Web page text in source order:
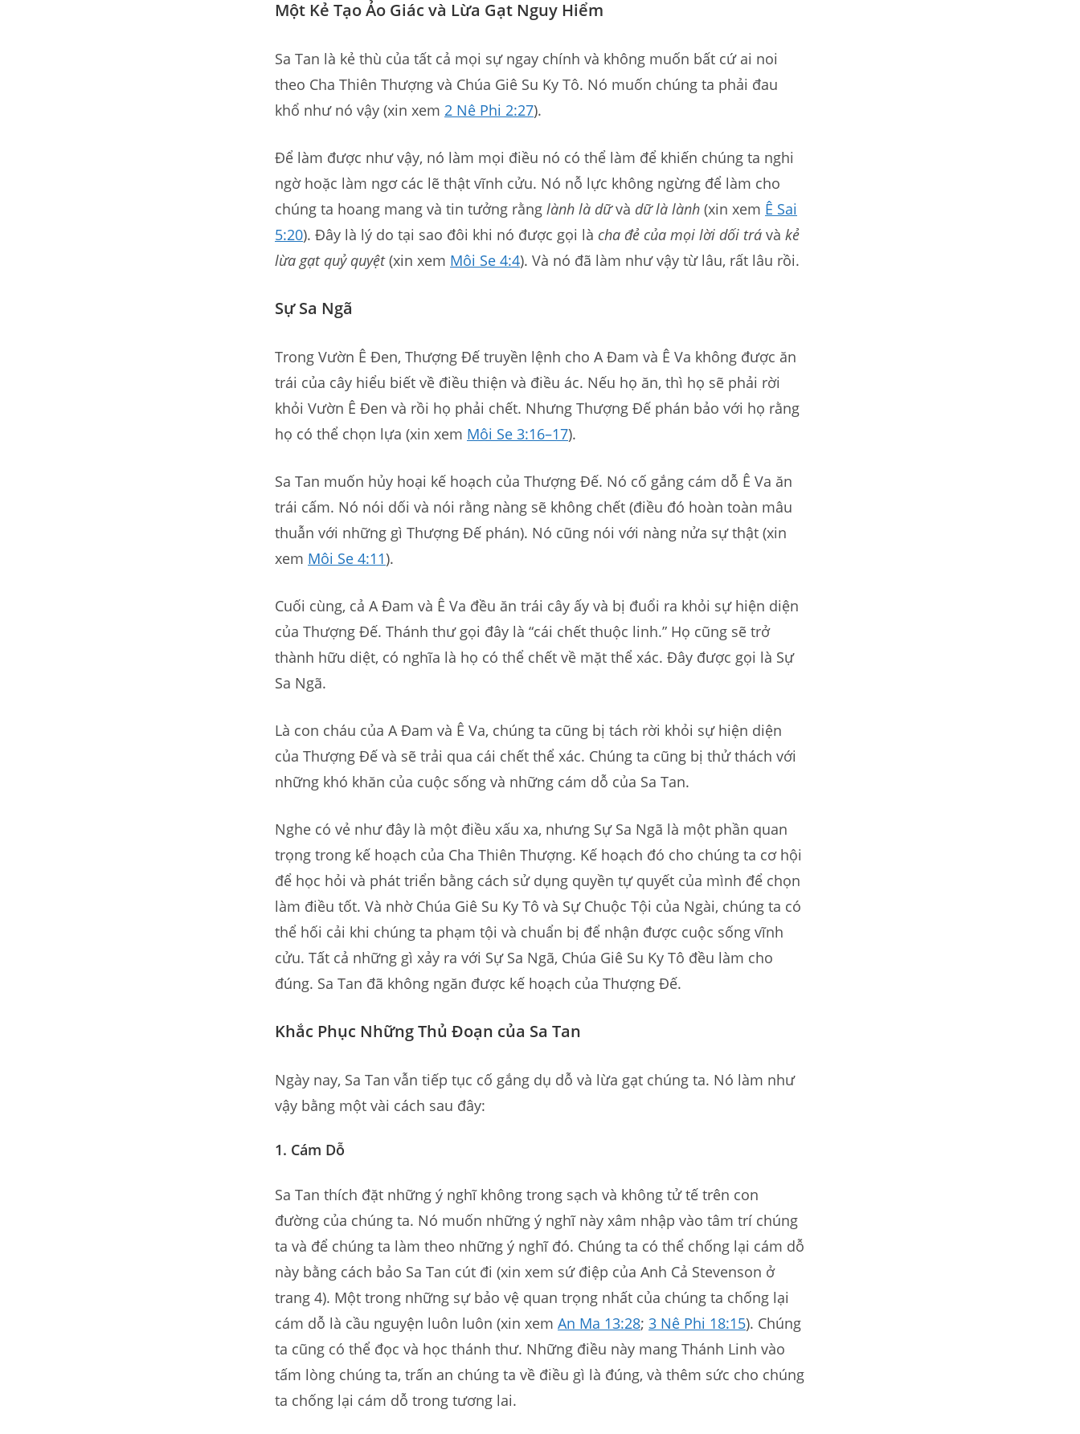
Một Kẻ Tạo Ảo Giác và Lừa Gạt Nguy Hiểm
Sa Tan là kẻ thù của tất cả mọi sự ngay chính và không muốn bất cứ ai noi
theo Cha Thiên Thượng và Chúa Giê Su Ky Tô. Nó muốn chúng ta phải đau
khổ như nó vậy (xin xem 2 Nê Phi 2:27).
Để làm được như vậy, nó làm mọi điều nó có thể làm để khiến chúng ta nghi
ngờ hoặc làm ngơ các lẽ thật vĩnh cửu. Nó nỗ lực không ngừng để làm cho
chúng ta hoang mang và tin tưởng rằng lành là dữvà dữ là lành (xin xem Ê Sai
5:20). Đây là lý do tại sao đôi khi nó được gọi là cha đẻ của mọi lời dối trá và kẻ
lừa gạt quỷ quyệt(xin xem Môi Se 4:4). Và nó đã làm như vậy từ lâu, rất lâu rồi.
Sự Sa Ngã
Trong Vườn Ê Đen, Thượng Đế truyền lệnh cho A Đam và Ê Va không được ăn
trái của cây hiểu biết về điều thiện và điều ác. Nếu họ ăn, thì họ sẽ phải rời
khỏi Vườn Ê Đen và rồi họ phải chết. Nhưng Thượng Đế phán bảo với họ rằng
họ có thể chọn lựa (xin xem Môi Se 3:16–17).
Sa Tan muốn hủy hoại kế hoạch của Thượng Đế. Nó cố gắng cám dỗ Ê Va ăn
trái cấm. Nó nói dối và nói rằng nàng sẽ không chết (điều đó hoàn toàn mâu
thuẫn với những gì Thượng Đế phán). Nó cũng nói với nàng nửa sự thật (xin
xem Môi Se 4:11).
Cuối cùng, cả A Đam và Ê Va đều ăn trái cây ấy và bị đuổi ra khỏi sự hiện diện
của Thượng Đế. Thánh thư gọi đây là “cái chết thuộc linh.” Họ cũng sẽ trở
thành hữu diệt, có nghĩa là họ có thể chết về mặt thể xác. Đây được gọi là Sự
Sa Ngã.
Là con cháu của A Đam và Ê Va, chúng ta cũng bị tách rời khỏi sự hiện diện
của Thượng Đế và sẽ trải qua cái chết thể xác. Chúng ta cũng bị thử thách với
những khó khăn của cuộc sống và những cám dỗ của Sa Tan.
Nghe có vẻ như đây là một điều xấu xa, nhưng Sự Sa Ngã là một phần quan
trọng trong kế hoạch của Cha Thiên Thượng. Kế hoạch đó cho chúng ta cơ hội
để học hỏi và phát triển bằng cách sử dụng quyền tự quyết của mình để chọn
làm điều tốt. Và nhờ Chúa Giê Su Ky Tô và Sự Chuộc Tội của Ngài, chúng ta có
thể hối cải khi chúng ta phạm tội và chuẩn bị để nhận được cuộc sống vĩnh
cửu. Tất cả những gì xảy ra với Sự Sa Ngã, Chúa Giê Su Ky Tô đều làm cho
đúng. Sa Tan đã không ngăn được kế hoạch của Thượng Đế.
Khắc Phục Những Thủ Đoạn của Sa Tan
Ngày nay, Sa Tan vẫn tiếp tục cố gắng dụ dỗ và lừa gạt chúng ta. Nó làm như
vậy bằng một vài cách sau đây:
1. Cám Dỗ
Sa Tan thích đặt những ý nghĩ không trong sạch và không tử tế trên con
đường của chúng ta. Nó muốn những ý nghĩ này xâm nhập vào tâm trí chúng
ta và để chúng ta làm theo những ý nghĩ đó. Chúng ta có thể chống lại cám dỗ
này bằng cách bảo Sa Tan cút đi (xin xem sứ điệp của Anh Cả Stevenson ở
trang 4). Một trong những sự bảo vệ quan trọng nhất của chúng ta chống lại
cám dỗ là cầu nguyện luôn luôn (xin xem An Ma 13:28; 3 Nê Phi 18:15). Chúng
ta cũng có thể đọc và học thánh thư. Những điều này mang Thánh Linh vào
tấm lòng chúng ta, trấn an chúng ta về điều gì là đúng, và thêm sức cho chúng
ta chống lại cám dỗ trong tương lai.